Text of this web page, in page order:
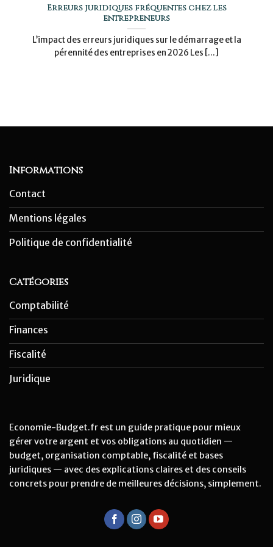
Erreurs juridiques fréquentes chez les
entrepreneurs
L’impact des erreurs juridiques sur le démarrage et la
pérennité des entreprises en 2026 Les [...]
Informations
Contact
Mentions légales
Politique de confidentialité
Catégories
Comptabilité
Finances
Fiscalité
Juridique
Economie-Budget.fr est un guide pratique pour mieux
gérer votre argent et vos obligations au quotidien —
budget, organisation comptable, fiscalité et bases
juridiques — avec des explications claires et des conseils
concrets pour prendre de meilleures décisions, simplement.